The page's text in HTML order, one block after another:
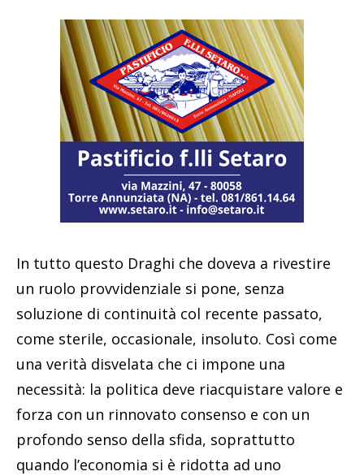
In tutto questo Draghi che doveva a rivestire
un ruolo provvidenziale si pone, senza
soluzione di continuità col recente passato,
come sterile, occasionale, insoluto. Così come
una verità disvelata che ci impone una
necessità: la politica deve riacquistare valore e
forza con un rinnovato consenso e con un
profondo senso della sfida, soprattutto
quando l’economia si è ridotta ad uno